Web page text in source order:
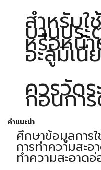
สำหรับ
บานปร
หรือหน้
อะลูมิเนี
ควรวัดร
ก่อนกา
คำแนะนำ
ศึกษาข้อมูลการ
การทำความสะอ
ทำความสะอาด